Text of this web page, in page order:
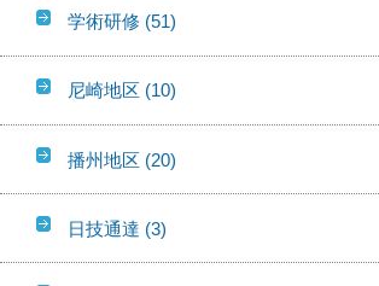
学術研修 (51)
尼崎地区 (10)
播州地区 (20)
日技通達 (3)